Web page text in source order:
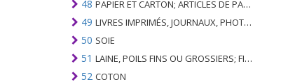
48 PAPIER ET CARTON; ARTICLES DE PATE A PAPIER, DE PAPIER OU DE CARTON
49 LIVRES IMPRIMÉS, JOURNAUX, PHOTOS ET AUTRES PRODUITS DE L'INDUSTRIE DE L'IMPRIMERIE; MANUSCRITS, TYPESCRIPTS ET PLANS
50 SOIE
51 LAINE, POILS FINS OU GROSSIERS; FIL DE CHEVAL ET TISSU TISSÉ
52 COTON